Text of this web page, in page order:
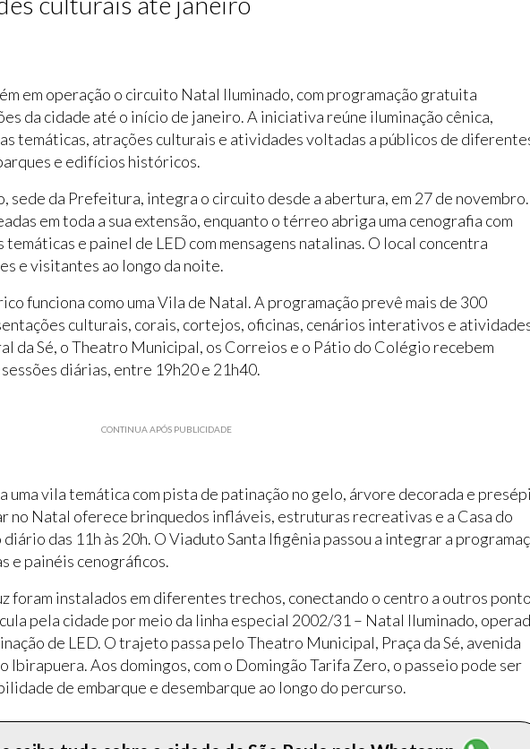
em operação o circuito Natal Iluminado, com programação gratuita
da cidade até o início de janeiro. A iniciativa reúne iluminação cênica,
temáticas, atrações culturais e atividades voltadas a públicos de
e edifícios históricos.
sede da Prefeitura, integra o circuito desde a abertura, em 27 de
em toda a sua extensão, enquanto o térreo abriga uma cenografia com
e painel de LED com mensagens natalinas. O local concentra
e visitantes ao longo da noite.
funciona como uma Vila de Natal. A programação prevê mais de 300
culturais, corais, cortejos, oficinas, cenários interativos e
da Sé, o Theatro Municipal, os Correios e o Pátio do Colégio recebem
diárias, entre 19h20 e 21h40.
CONTINUA APÓS PUBLICIDADE
uma vila temática com pista de patinação no gelo, árvore decorada e
no Natal oferece brinquedos infláveis, estruturas recreativas e a Casa do
das 11h às 20h. O Viaduto Santa Ifigênia passou a integrar a
e painéis cenográficos.
foram instalados em diferentes trechos, conectando o centro a outros
pela cidade por meio da linha especial 2002/31 – Natal Iluminado,
de LED. O trajeto passa pelo Theatro Municipal, Praça da Sé, avenida
Ibirapuera. Aos domingos, com o Domingão Tarifa Zero, o passeio pode ser
de embarque e desembarque ao longo do percurso.